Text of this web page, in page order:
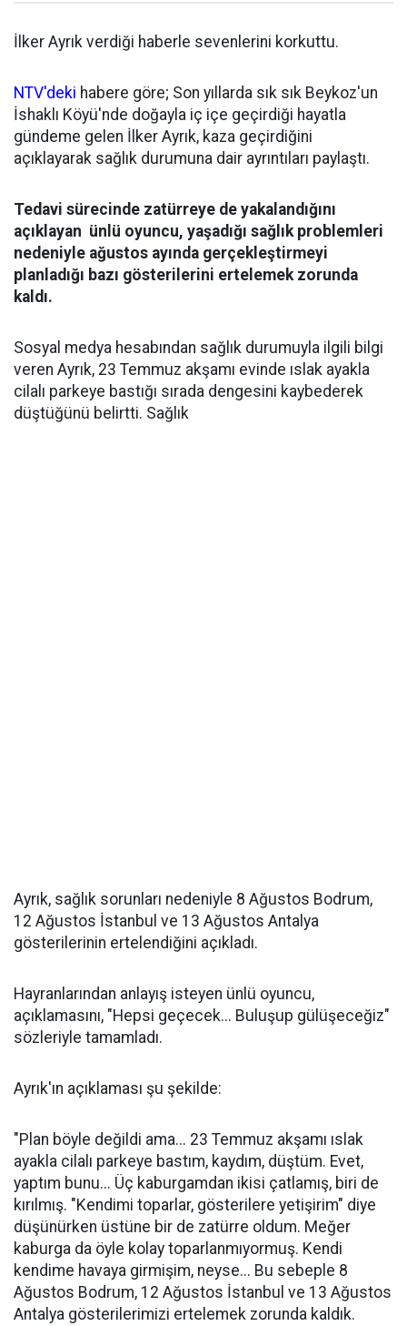
İlker Ayrık verdiği haberle sevenlerini korkuttu.
NTV'deki habere göre; Son yıllarda sık sık Beykoz'un
İshaklı Köyü'nde doğayla iç içe geçirdiği hayatla
gündeme gelen İlker Ayrık, kaza geçirdiğini
açıklayarak sağlık durumuna dair ayrıntıları paylaştı.
Tedavi sürecinde zatürreye de yakalandığını
açıklayan ünlü oyuncu, yaşadığı sağlık problemleri
nedeniyle ağustos ayında gerçekleştirmeyi
planladığı bazı gösterilerini ertelemek zorunda
kaldı.
Sosyal medya hesabından sağlık durumuyla ilgili bilgi
veren Ayrık, 23 Temmuz akşamı evinde ıslak ayakla
cilalı parkeye bastığı sırada dengesini kaybederek
düştüğünü belirtti. Sağlık
Ayrık, sağlık sorunları nedeniyle 8 Ağustos Bodrum,
12 Ağustos İstanbul ve 13 Ağustos Antalya
gösterilerinin ertelendiğini açıkladı.
Hayranlarından anlayış isteyen ünlü oyuncu,
açıklamasını, "Hepsi geçecek... Buluşup gülüşeceğiz"
sözleriyle tamamladı.
Ayrık'ın açıklaması şu şekilde:
"Plan böyle değildi ama... 23 Temmuz akşamı ıslak
ayakla cilalı parkeye bastım, kaydım, düştüm. Evet,
yaptım bunu... Üç kaburgamdan ikisi çatlamış, biri de
kırılmış. "Kendimi toparlar, gösterilere yetişirim" diye
düşünürken üstüne bir de zatürre oldum. Meğer
kaburga da öyle kolay toparlanmıyormuş. Kendi
kendime havaya girmişim, neyse... Bu sebeple 8
Ağustos Bodrum, 12 Ağustos İstanbul ve 13 Ağustos
Antalya gösterilerimizi ertelemek zorunda kaldık.